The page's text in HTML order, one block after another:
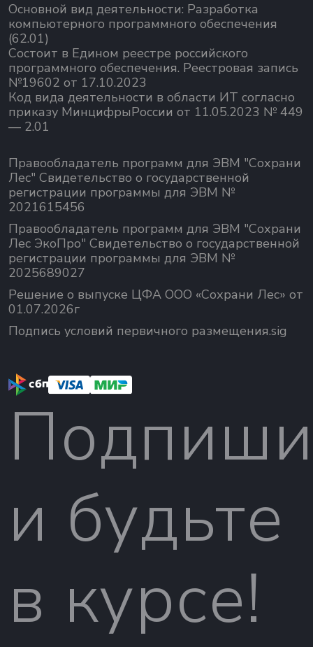
Основной вид деятельности: Разработка
компьютерного программного обеспечения
(62.01)
Состоит в Едином реестре российского
программного обеспечения. Реестровая запись
№19602 от 17.10.2023
Код вида деятельности в области ИТ согласно
приказу МинцифрыРоссии от 11.05.2023 № 449
— 2.01
Правообладатель программ для ЭВМ "Сохрани
Лес" Свидетельство о государственной
регистрации программы для ЭВМ №
2021615456
Правообладатель программ для ЭВМ "Сохрани
Лес ЭкоПро" Свидетельство о государственной
регистрации программы для ЭВМ №
2025689027
Решение о выпуске ЦФА ООО «Сохрани Лес» от
01.07.2026г
Подпись условий первичного размещения.sig
и будьте
в курсе!